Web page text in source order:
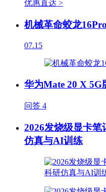
优惠直达 >
机械革命蛟龙
07.15
华为Mate 20 X 5G
问答 4
2026发烧级显卡
仿真与AI训练